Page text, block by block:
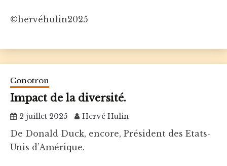
©hervéhulin2025
Conotron
Impact de la diversité.
2 juillet 2025 Hervé Hulin
De Donald Duck, encore, Président des Etats-
Unis d’Amérique.